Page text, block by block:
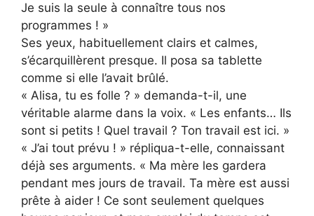
Je suis la seule à connaître tous nos
programmes ! »
Ses yeux, habituellement clairs et calmes,
s’écarquillèrent presque. Il posa sa tablette
comme si elle l’avait brûlé.
« Alisa, tu es folle ? » demanda-t-il, une
véritable alarme dans la voix. « Les enfants… Ils
sont si petits ! Quel travail ? Ton travail est ici. »
« J’ai tout prévu ! » répliqua-t-elle, connaissant
déjà ses arguments. « Ma mère les gardera
pendant mes jours de travail. Ta mère est aussi
prête à aider ! Ce sont seulement quelques